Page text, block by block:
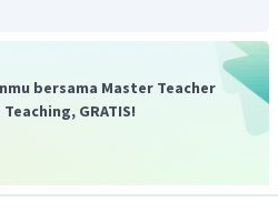
bersama Master Teacher
GRATIS!